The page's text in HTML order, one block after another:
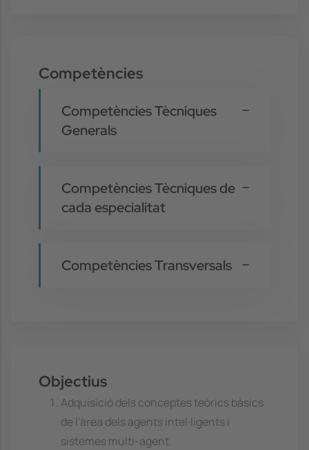
Competències
Competències Tècniques
Generals
Competències Tècniques de
cada especialitat
Competències Transversals
Objectius
Adquisició dels conceptes teòrics bàsics
de l'àrea dels agents intel·ligents i
sistemes multi-agent.